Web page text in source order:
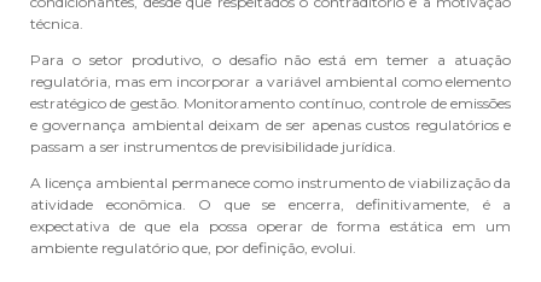
técnica.
Para o setor produtivo, o desafio não está em temer a atuação
regulatória, mas em incorporar a variável ambiental como elemento
estratégico de gestão. Monitoramento contínuo, controle de emissões
e governança ambiental deixam de ser apenas custos regulatórios e
passam a ser instrumentos de previsibilidade jurídica.
A licença ambiental permanece como instrumento de viabilização da
atividade econômica. O que se encerra, definitivamente, é a
expectativa de que ela possa operar de forma estática em um
ambiente regulatório que, por definição, evolui.